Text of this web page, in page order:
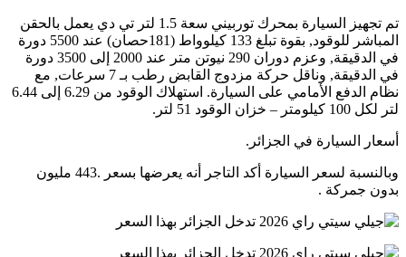
تم تجهيز السيارة بمحرك توربيني سعة 1.5 لتر تي دي يعمل بالحقن
المباشر للوقود, بقوة تبلغ 133 كيلوواط (181حصان) عند 5500 دورة
في الدقيقة, وعزم دوران 290 نيوتن متر عند 2000 إلى 3500 دورة
في الدقيقة, وناقل حركة مزدوج القابض رطب بـ 7 سرعات, مع
نظام الدفع الأمامي على السيارة. استهلاك الوقود من 6.29 إلى 6.44
لتر لكل 100 كيلومتر – خزان الوقود 51 لتر.
أسعار السيارة في الجزائر.
وبالنسبة لسعر السيارة أكد التاجر أنه يعرضها بسعر .443 مليون
بدون جمركة .